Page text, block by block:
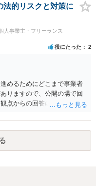
法的リスクと対策に
人事業主・フリーランス
役にたった 2
めるためにどこまで事業者
りますので、公開の場で回
点からの回答になります
、サーフィンや農業体験、
ではなく授業に付随した無
・宿泊・交通・レンタカー
ト本人と事業者の間で完結
立場であること、②参加者